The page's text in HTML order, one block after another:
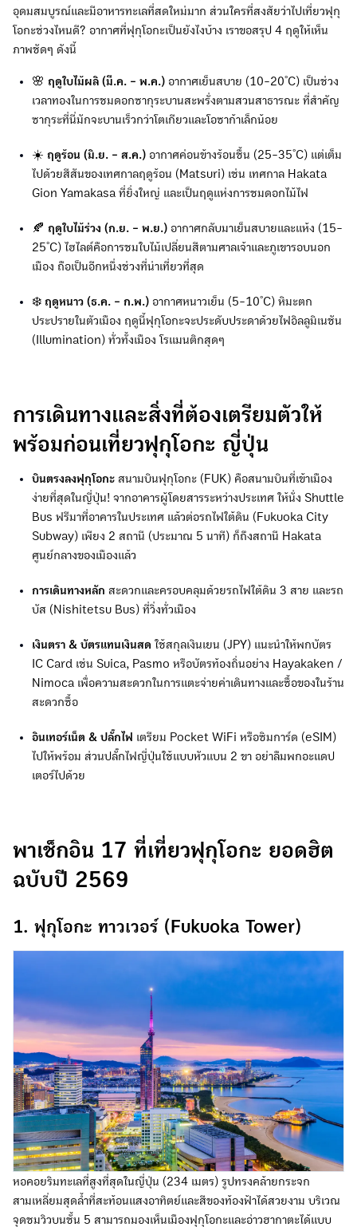
อุดมสมบูรณ์และมีอาหารทะเลที่สดใหม่มาก ส่วนใครที่สงสัยว่าไปเที่ยวฟุกุ
โอกะช่วงไหนดี? อากาศที่ฟุกุโอกะเป็นยังไงบ้าง เราขอสรุป 4 ฤดูให้เห็น
ภาพชัดๆ ดังนี้
🌸 ฤดูใบไม้ผลิ (มี.ค. - พ.ค.) อากาศเย็นสบาย (10-20°C) เป็นช่วง
เวลาทองในการชมดอกซากุระบานสะพรั่งตามสวนสาธารณะ ที่สำคัญ
ซากุระที่นี่มักจะบานเร็วกว่าโตเกียวและโอซาก้าเล็กน้อย
☀️ ฤดูร้อน (มิ.ย. - ส.ค.) อากาศค่อนข้างร้อนชื้น (25-35°C) แต่เต็ม
ไปด้วยสีสันของเทศกาลฤดูร้อน (Matsuri) เช่น เทศกาล Hakata
Gion Yamakasa ที่ยิ่งใหญ่ และเป็นฤดูแห่งการชมดอกไม้ไฟ
🍂 ฤดูใบไม้ร่วง (ก.ย. - พ.ย.) อากาศกลับมาเย็นสบายและแห้ง (15-
25°C) ไฮไลต์คือการชมใบไม้เปลี่ยนสีตามศาลเจ้าและภูเขารอบนอก
เมือง ถือเป็นอีกหนึ่งช่วงที่น่าเที่ยวที่สุด
❄️ ฤดูหนาว (ธ.ค. - ก.พ.) อากาศหนาวเย็น (5-10°C) หิมะตก
ประปรายในตัวเมือง ฤดูนี้ฟุกุโอกะจะประดับประดาด้วยไฟอิลลูมิเนชัน
(Illumination) ทั่วทั้งเมือง โรแมนติกสุดๆ
การเดินทางและสิ่งที่ต้องเตรียมตัวให้
พร้อมก่อนเที่ยวฟุกุโอกะ ญี่ปุ่น
บินตรงลงฟุกุโอกะ สนามบินฟุกุโอกะ (FUK) คือสนามบินที่เข้าเมือง
ง่ายที่สุดในญี่ปุ่น! จากอาคารผู้โดยสารระหว่างประเทศ ให้นั่ง Shuttle
Bus ฟรีมาที่อาคารในประเทศ แล้วต่อรถไฟใต้ดิน (Fukuoka City
Subway) เพียง 2 สถานี (ประมาณ 5 นาที) ก็ถึงสถานี Hakata
ศูนย์กลางของเมืองแล้ว
การเดินทางหลัก สะดวกและครอบคลุมด้วยรถไฟใต้ดิน 3 สาย และรถ
บัส (Nishitetsu Bus) ที่วิ่งทั่วเมือง
เงินตรา & บัตรแทนเงินสด ใช้สกุลเงินเยน (JPY) แนะนำให้พกบัตร
IC Card เช่น Suica, Pasmo หรือบัตรท้องถิ่นอย่าง Hayakaken /
Nimoca เพื่อความสะดวกในการแตะจ่ายค่าเดินทางและซื้อของในร้าน
สะดวกซื้อ
อินเทอร์เน็ต & ปลั๊กไฟ เตรียม Pocket WiFi หรือซิมการ์ด (eSIM)
ไปให้พร้อม ส่วนปลั๊กไฟญี่ปุ่นใช้แบบหัวแบน 2 ขา อย่าลืมพกอะแดป
เตอร์ไปด้วย
พาเช็กอิน 17 ที่เที่ยวฟุกุโอกะ ยอดฮิต
ฉบับปี 2569
1. ฟุกุโอกะ ทาวเวอร์ (Fukuoka Tower)
หอคอยริมทะเลที่สูงที่สุดในญี่ปุ่น (234 เมตร) รูปทรงคล้ายกระจก
สามเหลี่ยมสุดล้ำที่สะท้อนแสงอาทิตย์และสีของท้องฟ้าได้สวยงาม บริเวณ
จุดชมวิวบนชั้น 5 สามารถมองเห็นเมืองฟุกุโอกะและอ่าวฮากาตะได้แบบ